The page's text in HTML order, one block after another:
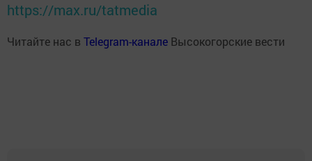
https://max.ru/tatmedia
Читайте нас в Telegram-канале Высокогорские вести